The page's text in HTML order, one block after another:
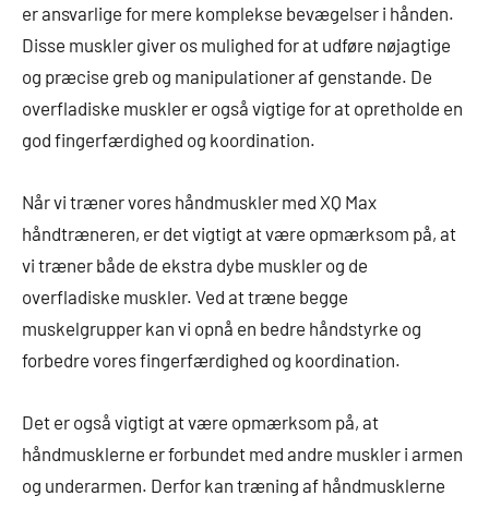
er ansvarlige for mere komplekse bevægelser i hånden.
Disse muskler giver os mulighed for at udføre nøjagtige
og præcise greb og manipulationer af genstande. De
overfladiske muskler er også vigtige for at opretholde en
god fingerfærdighed og koordination.
Når vi træner vores håndmuskler med XQ Max
håndtræneren, er det vigtigt at være opmærksom på, at
vi træner både de ekstra dybe muskler og de
overfladiske muskler. Ved at træne begge
muskelgrupper kan vi opnå en bedre håndstyrke og
forbedre vores fingerfærdighed og koordination.
Det er også vigtigt at være opmærksom på, at
håndmusklerne er forbundet med andre muskler i armen
og underarmen. Derfor kan træning af håndmusklerne